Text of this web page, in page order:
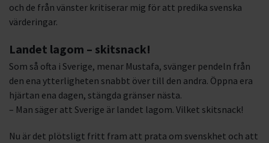
och de från vänster kritiserar mig för att predika svenska
värderingar.
Landet lagom – skitsnack!
Som så ofta i Sverige, menar Mustafa, svänger pendeln från
den ena ytterligheten snabbt över till den andra. Öppna era
hjärtan ena dagen, stängda gränser nästa.
– Man säger att Sverige är landet lagom. Vilket skitsnack!
Nu är det plötsligt fritt fram att prata om svenskhet och att